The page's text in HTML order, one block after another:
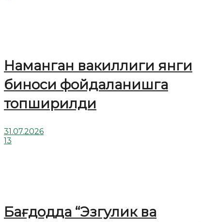
Наманган вакиллиги янги
биноси фойдаланишга
топширилди
31.07.2026
13
Бағдодда “Эзгулик ва